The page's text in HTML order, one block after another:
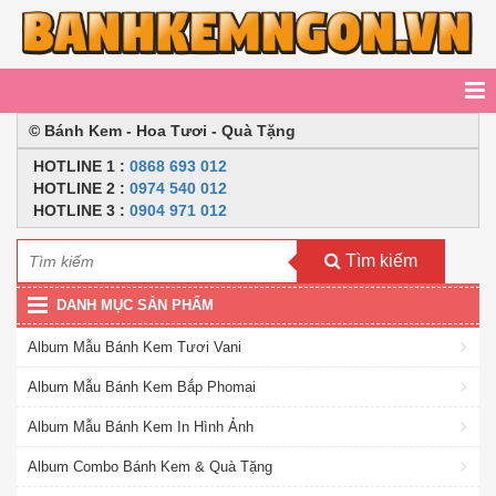
© Bánh Kem - Hoa Tươi - Quà Tặng
HOTLINE 1 : 0868 693 012
HOTLINE 2 : 0974 540 012
HOTLINE 3 : 0904 971 012
Tìm kiếm
DANH MỤC SẢN PHẨM
Album Mẫu Bánh Kem Tươi Vani
Album Mẫu Bánh Kem Bắp Phomai
Album Mẫu Bánh Kem In Hình Ảnh
Album Combo Bánh Kem & Quà Tặng